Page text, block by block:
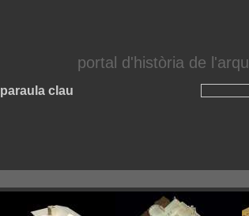
portal d'història de
paraula clau